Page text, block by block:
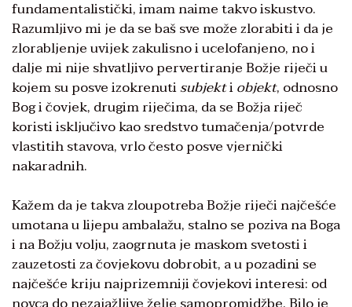
fundamentalistički, imam naime takvo iskustvo.
Razumljivo mi je da se baš sve može zlorabiti i da je
zlorabljenje uvijek zakulisno i ucelofanjeno, no i
dalje mi nije shvatljivo pervertiranje Božje riječi u
kojem su posve izokrenutisubjektiobjekt, odnosno
Bog i čovjek, drugim riječima, da se Božja riječ
koristi isključivo kao sredstvo tumačenja/potvrde
vlastitih stavova, vrlo često posve vjernički
nakaradnih.
Kažem da je takva zloupotreba Božje riječi najčešće
umotana u lijepu ambalažu, stalno se poziva na Boga
i na Božju volju, zaogrnuta je maskom svetosti i
zauzetosti za čovjekovu dobrobit, a u pozadini se
najčešće kriju najprizemniji čovjekovi interesi: od